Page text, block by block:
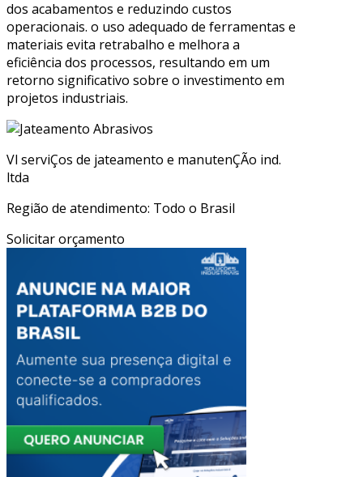
dos acabamentos e reduzindo custos
operacionais. o uso adequado de ferramentas e
materiais evita retrabalho e melhora a
eficiência dos processos, resultando em um
retorno significativo sobre o investimento em
projetos industriais.
Vl serviÇos de jateamento e manutenÇÃo ind.
ltda
Região de atendimento: Todo o Brasil
Solicitar orçamento